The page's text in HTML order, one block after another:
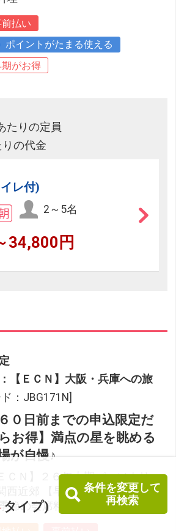
タイプ)
条件を変更して
再検索
払い
ポイントがたまる使える
がお得
たりの定員
の代金
レ付)
2～5名
34,800円
【ＥＣＮ】大阪・兵庫への旅
：JBG171N]
６０日前までの申込限定だ
お得】満点の星を眺める
が自慢♪
ＣＮ】２６年上期パーソナリッ
西近郊 【早６０】翔鷺館本館 和
節の会席料理